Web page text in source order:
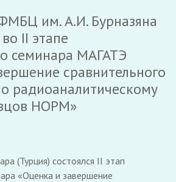
им. А.И. Бурназяна
II этапе
семинара МАГАТЭ
сравнительного
радиоаналитическому
НОРМ»
(Турция) состоялся II этап
«Оценка и завершение